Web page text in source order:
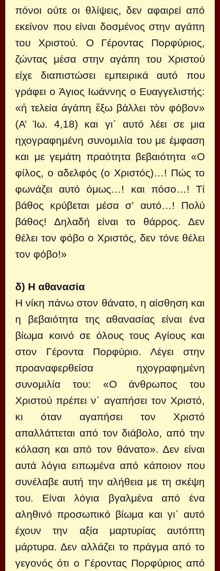
πόνοι ούτε οι θλίψεις, δεν αφαιρεί από
εκείνον που είναι δοσμένος στην αγάπη
του Χριστού. Ο Γέροντας Πορφύριος,
ζώντας μέσα στην αγάπη του Χριστού
είχε διαπιστώσει εμπειρικά αυτό που
γράφει ο Άγιος Ιωάννης ο Ευαγγελιστής:
«ἡ τελεία ἀγάπη ἔξω βάλλει τὸν φόβον»
(Α’ Ίω. 4,18) και γι΄ αυτό λέει σε μια
ηχογραφημένη συνομιλία του με έμφαση
και με γεμάτη πραότητα βεβαιότητα «Ο
φίλος, ο αδελφός (ο Χριστός)…! Πώς το
φωνάζει αυτό όμως…! και πόσο…! Τί
βάθος κρύβεται μέσα σ’ αυτό…! Πολύ
βάθος! Δηλαδή είναι το θάρρος. Δεν
θέλει τον φόβο ο Χριστός, δεν τόνε θέλει
τον φόβο!»
δ) Η αθανασία
Η νίκη πάνω στον θάνατο, η αίσθηση και
η βεβαιότητα της αθανασίας είναι ένα
βίωμα κοινό σε όλους τους Αγίους και
στον Γέροντα Πορφύριο. Λέγει στην
προαναφερθείσα ηχογραφημένη
συνομιλία του: «Ο άνθρωπος του
Χριστού πρέπει ν΄ αγαπήσει τον Χριστό,
κι όταν αγαπήσει τον Χριστό
απαλλάττεται από τον διάβολο, από την
κόλαση και από τον θάνατο». Δεν είναι
αυτά λόγια ειπωμένα από κάποιον που
συνέλαβε αυτή την αλήθεια με τη σκέψη
του. Είναι λόγια βγαλμένα από ένα
αληθινό προσωπικό βίωμα και γι΄ αυτό
έχουν την αξία μαρτυρίας αυτόπτη
μάρτυρα. Δεν αλλάζει το πράγμα από το
γεγονός ότι ο Γέροντας Πορφύριος από